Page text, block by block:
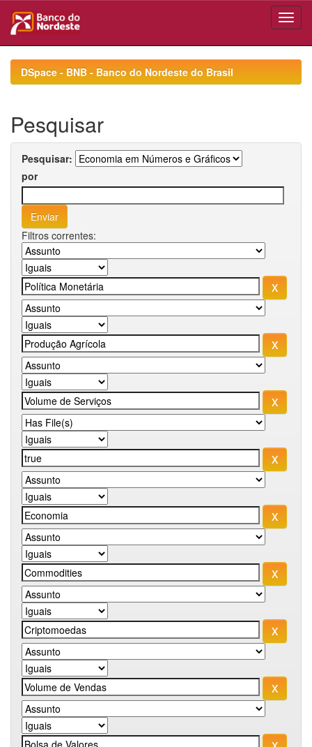
navigationDSpace - BNB - Banco do Nordeste do Brasil
Pesquisar
Pesquisar:
por
Filtros correntes: